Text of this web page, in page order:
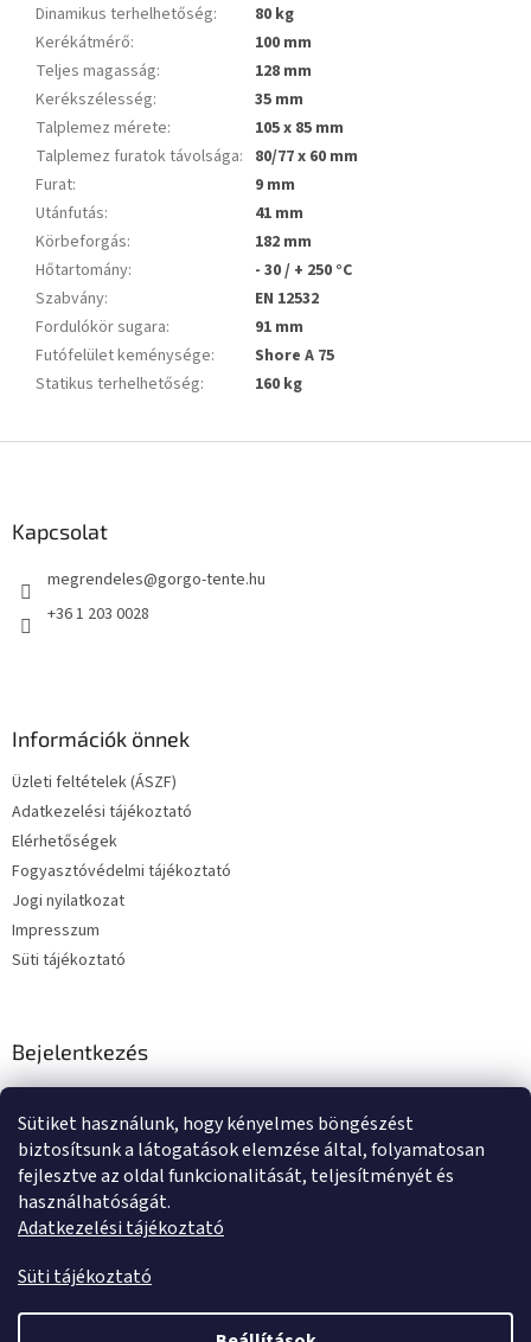
Sütiket használunk, hogy kényelmes böngészést
biztosítsunk a látogatások elemzése által, folyamatosan
fejlesztve az oldal funkcionalitását, teljesítményét és
használhatóságát.
Adatkezelési tájékoztató
Süti tájékoztató
Dinamikus terhelhetőség:
80 kg
Kerékátmérő:
100 mm
Teljes magasság:
128 mm
Kerékszélesség:
35 mm
Talplemez mérete:
105 x 85 mm
Talplemez furatok távolsága: 80/77 x 60 mm
Furat:
9 mm
Utánfutás:
41 mm
Körbeforgás:
182 mm
Hőtartomány:
- 30 / + 250 °C
Szabvány:
EN 12532
Fordulókör sugara:
91 mm
Futófelület keménysége:
Shore A 75
Statikus terhelhetőség: 160 kg
Kapcsolat
megrendeles@gorgo-tente.hu
+36 1 203 0028
Információk önnek
Üzleti feltételek (ÁSZF)
Adatkezelési tájékoztató
Elérhetőségek
Fogyasztóvédelmi tájékoztató
Jogi nyilatkozat
Impresszum
Süti tájékoztató
Bejelentkezés
E-mail
Jelszó
BEJELENTKEZÉS
Új regisztrációElfelejtett jelszó